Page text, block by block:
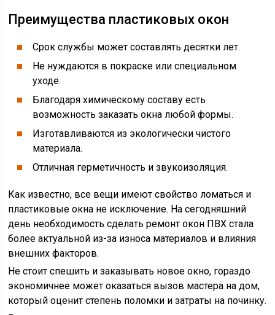
Преимущества пластиковых окон
Срок службы может составлять десятки лет.
Не нуждаются в покраске или специальном
уходе.
Благодаря химическому составу есть
возможность заказать окна любой формы.
Изготавливаются из экологически чистого
материала.
Отличная герметичность и звукоизоляция.
Как известно, все вещи имеют свойство ломаться и
пластиковые окна не исключение. На сегодняшний
день необходимость сделать ремонт окон ПВХ стала
более актуальной из-за износа материалов и влияния
внешних факторов.
Не стоит спешить и заказывать новое окно, гораздо
экономичнее может оказаться вызов мастера на дом,
который оценит степень поломки и затраты на починку.